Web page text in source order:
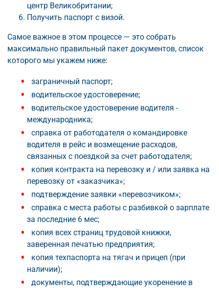
центр Великобритании;
Получить паспорт с визой.
Самое важное в этом процессе — это собрать
максимально правильный пакет документов, список
которого мы укажем ниже:
заграничный паспорт;
водительское удостоверение;
водительское удостоверение водителя -
международника;
справка от работодателя о командировке
водителя в рейс и возмещение расходов,
связанных с поездкой за счет работодателя;
копия контракта на перевозку и / или заявка на
перевозку от «заказчика»;
подтверждение заявки «перевозчиком»;
справка с места работы с разбивкой о зарплате
за последние 6 мес;
копия всех страниц трудовой книжки,
заверенная печатью предприятия;
копия техпаспорта на тягач и прицеп (при
наличии);
документы, подтверждающие укоренение в